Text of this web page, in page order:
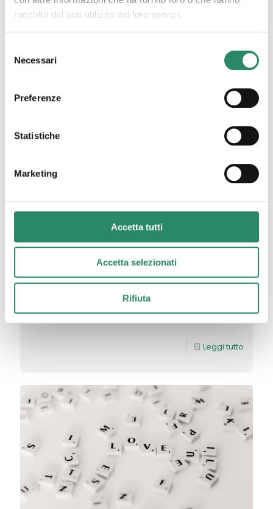
raccolto dal suo utilizzo dei loro servizi.
delNecessari
Preferenze
Statistiche
Marketing
Accetta tutti
Accetta selezionati
Rifiuta
Tempo
“Tempo, comunque vadano le cose lui passa e se
ne frega se qualcuno in ritardo puoi chiamarlo
bastardo ma intanto già andato”, così iniziava la
canzone[…]
Leggi tutto